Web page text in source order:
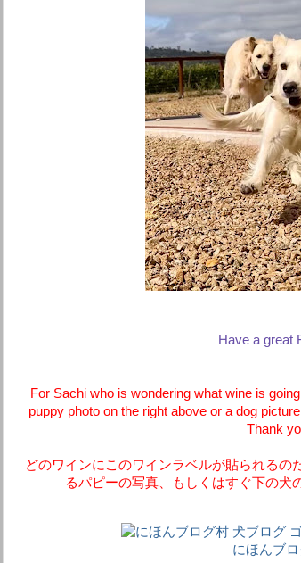
Have a great
For Sachi who is wondering what wine is
puppy photo on the right above or a dog
Thank
どのワインにこのワインラベルが貼られるの
るパピーの写真、もしくはすぐ下の犬
にほんブ